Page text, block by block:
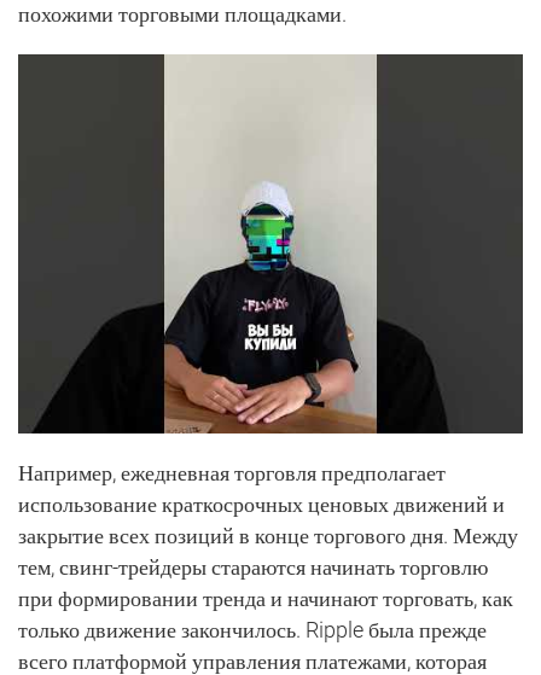
похожими торговыми площадками.
Например, ежедневная торговля предполагает
использование краткосрочных ценовых движений и
закрытие всех позиций в конце торгового дня. Между
тем, свинг-трейдеры стараются начинать торговлю
при формировании тренда и начинают торговать, как
только движение закончилось. Ripple была прежде
всего платформой управления платежами, которая